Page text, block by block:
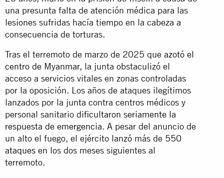
una presunta falta de atención médica para las
lesiones sufridas hacía tiempo en la cabeza a
consecuencia de torturas.
Tras el terremoto de marzo de 2025 que azotó el
centro de Myanmar, la junta obstaculizó el
acceso a servicios vitales en zonas controladas
por la oposición. Los años de ataques ilegítimos
lanzados por la junta contra centros médicos y
personal sanitario dificultaron seriamente la
respuesta de emergencia. A pesar del anuncio de
un alto el fuego, el ejército lanzó más de 550
ataques en los dos meses siguientes al
terremoto.